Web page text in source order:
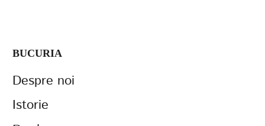
BUCURIA
Despre noi
Istorie